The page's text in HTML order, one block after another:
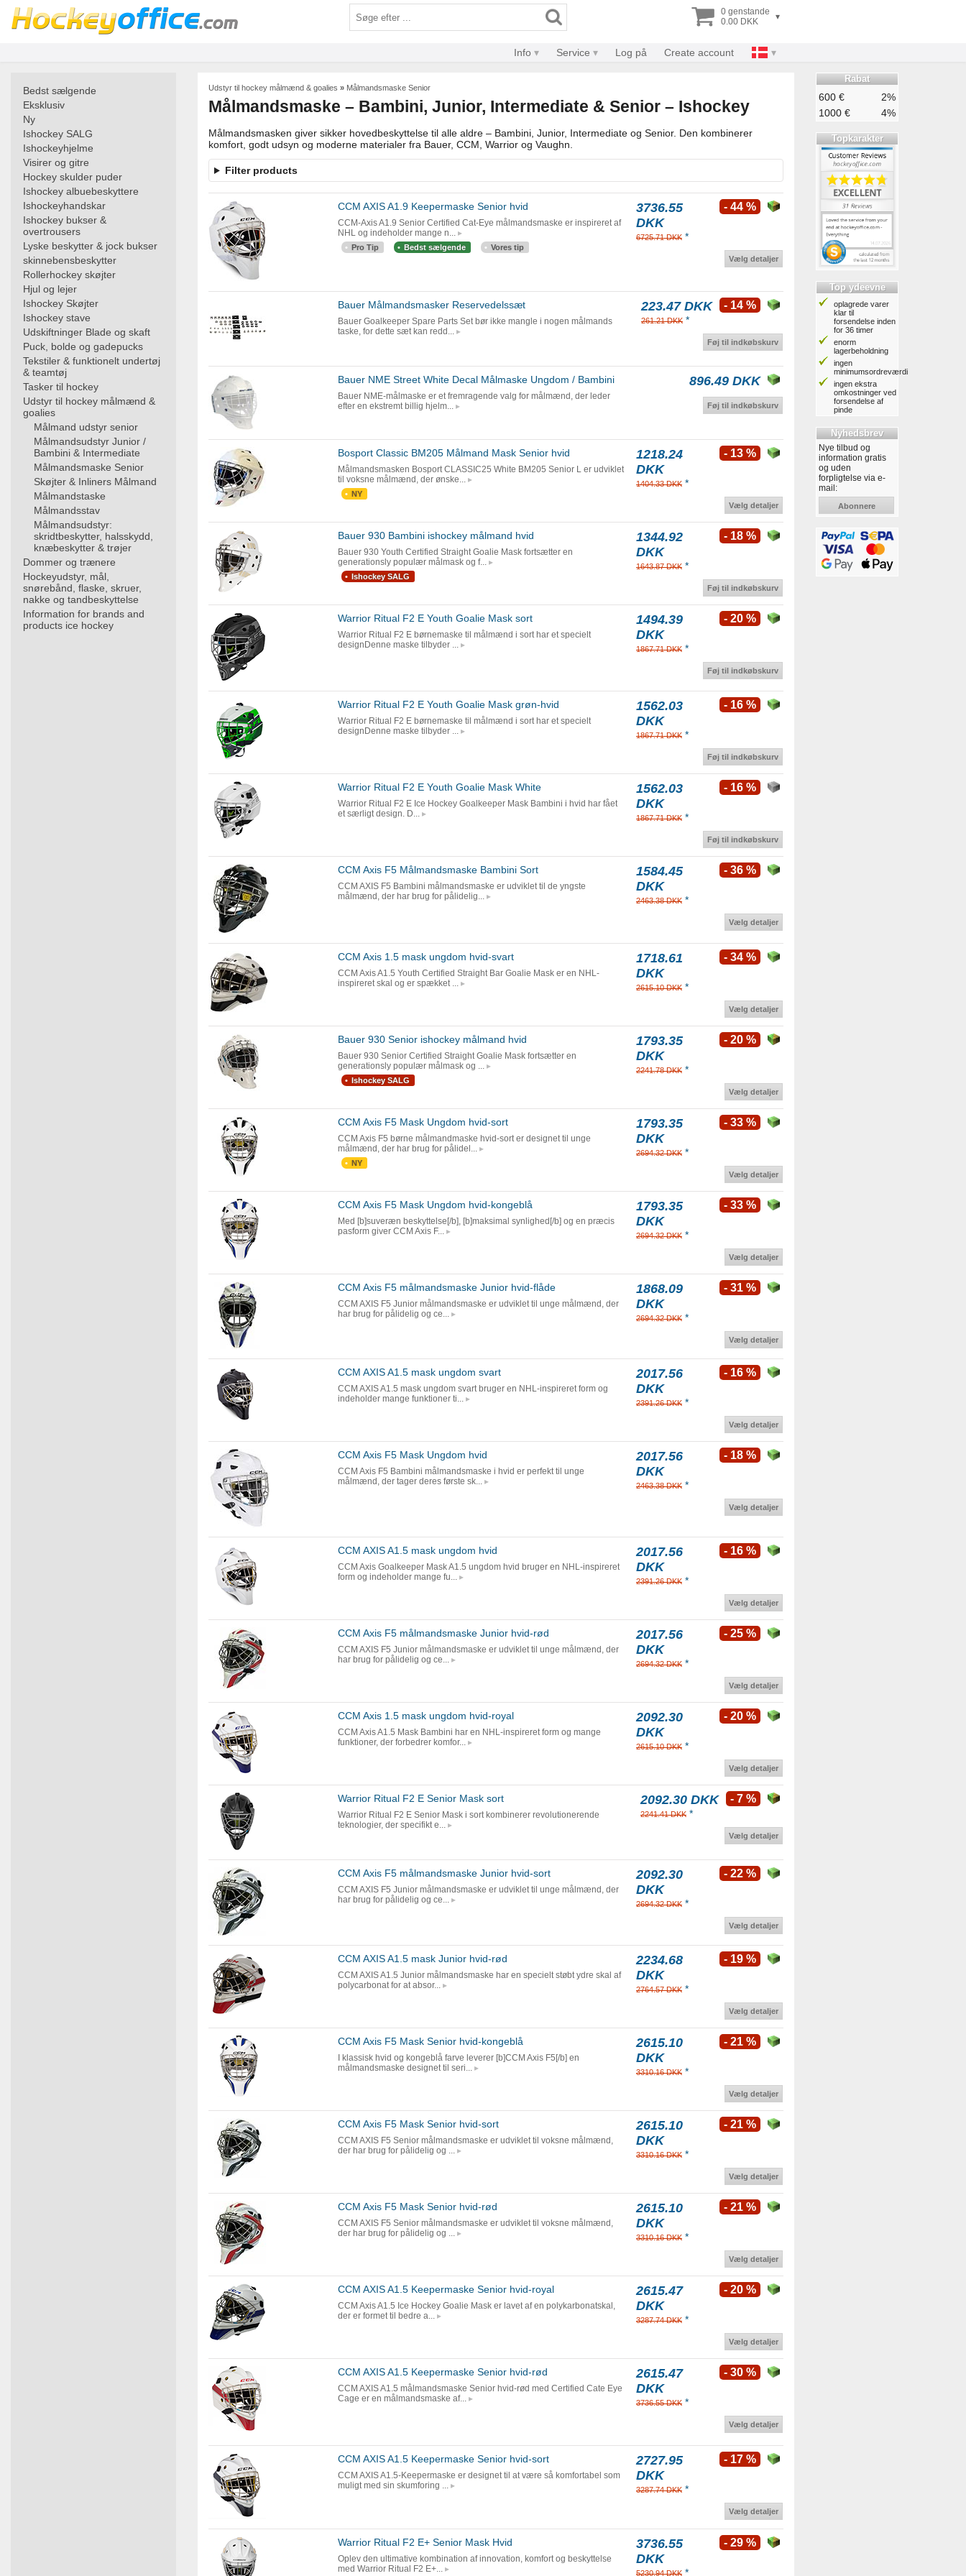
0 genstande
0.00 DKK
▾
Info Service Log på Create account
Bedst sælgende
Eksklusiv
Ny
Ishockey SALG
Ishockeyhjelme
Visirer og gitre
Hockey skulder puder
Ishockey albuebeskyttere
Ishockeyhandskar
Ishockey bukser &
overtrousers
Lyske beskytter & jock bukser
skinnebensbeskytter
Rollerhockey skøjter
Hjul og lejer
Ishockey Skøjter
Ishockey stave
Udskiftninger Blade og skaft
Puck, bolde og gadepucks
Tekstiler & funktionelt undertøj
& teamtøj
Tasker til hockey
Udstyr til hockey målmænd &
goalies
Målmand udstyr senior
Målmandsudstyr Junior /
Bambini & Intermediate
Målmandsmaske Senior
Skøjter & Inliners Målmand
Målmandstaske
Målmandsstav
Målmandsudstyr:
skridtbeskytter, halsskydd,
knæbeskytter & trøjer
Dommer og trænere
Hockeyudstyr, mål,
snørebånd, flaske, skruer,
nakke og tandbeskyttelse
Information for brands and
products ice hockey
Udstyr til hockey målmænd & goalies » Målmandsmaske Senior
Målmandsmaske – Bambini, Junior, Intermediate & Senior – Ishockey
Målmandsmasken giver sikker hovedbeskyttelse til alle aldre – Bambini, Junior, Intermediate og Senior. Den kombinerer
komfort, godt udsyn og moderne materialer fra Bauer, CCM, Warrior og Vaughn.
Filter products
CCM AXIS A1.9 Keepermaske Senior hvid
CCM-Axis A1.9 Senior Certified Cat-Eye målmandsmaske er inspireret af
NHL og indeholder mange n...
Pro Tip Bedst sælgende Vores tip
3736.55
DKK
6725.71 DKK *
- 44 %
Vælg detaljer
Bauer Målmandsmasker Reservedelssæt
Bauer Goalkeeper Spare Parts Set bør ikke mangle i nogen målmands
taske, for dette sæt kan redd...
223.47 DKK
261.21 DKK *
- 14 %
Føj til indkøbskurv
Bauer NME Street White Decal Målmaske Ungdom / Bambini
Bauer NME-målmaske er et fremragende valg for målmænd, der leder
efter en ekstremt billig hjelm...
896.49 DKK
Føj til indkøbskurv
Bosport Classic BM205 Målmand Mask Senior hvid
Målmandsmasken Bosport CLASSIC25 White BM205 Senior L er udviklet
til voksne målmænd, der ønske...
NY
1218.24
DKK
1404.33 DKK *
- 13 %
Vælg detaljer
Bauer 930 Bambini ishockey målmand hvid
Bauer 930 Youth Certified Straight Goalie Mask fortsætter en
generationsly populær målmask og f...
Ishockey SALG
1344.92
DKK
1643.87 DKK *
- 18 %
Føj til indkøbskurv
Warrior Ritual F2 E Youth Goalie Mask sort
Warrior Ritual F2 E børnemaske til målmænd i sort har et specielt
designDenne maske tilbyder ...
1494.39
DKK
1867.71 DKK *
- 20 %
Føj til indkøbskurv
Warrior Ritual F2 E Youth Goalie Mask grøn-hvid
Warrior Ritual F2 E børnemaske til målmænd i sort har et specielt
designDenne maske tilbyder ...
1562.03
DKK
1867.71 DKK *
- 16 %
Føj til indkøbskurv
Warrior Ritual F2 E Youth Goalie Mask White
Warrior Ritual F2 E Ice Hockey Goalkeeper Mask Bambini i hvid har fået
et særligt design. D...
1562.03
DKK
1867.71 DKK *
- 16 %
Føj til indkøbskurv
CCM Axis F5 Målmandsmaske Bambini Sort
CCM AXIS F5 Bambini målmandsmaske er udviklet til de yngste
målmænd, der har brug for pålidelig...
1584.45
DKK
2463.38 DKK *
- 36 %
Vælg detaljer
CCM Axis 1.5 mask ungdom hvid-svart
CCM Axis A1.5 Youth Certified Straight Bar Goalie Mask er en NHL-
inspireret skal og er spækket ...
1718.61
DKK
2615.10 DKK *
- 34 %
Vælg detaljer
Bauer 930 Senior ishockey målmand hvid
Bauer 930 Senior Certified Straight Goalie Mask fortsætter en
generationsly populær målmask og ...
Ishockey SALG
1793.35
DKK
2241.78 DKK *
- 20 %
Vælg detaljer
CCM Axis F5 Mask Ungdom hvid-sort
CCM Axis F5 børne målmandmaske hvid-sort er designet til unge
målmænd, der har brug for pålidel...
NY
1793.35
DKK
2694.32 DKK *
- 33 %
Vælg detaljer
CCM Axis F5 Mask Ungdom hvid-kongeblå
Med [b]suveræn beskyttelse[/b], [b]maksimal synlighed[/b] og en præcis
pasform giver CCM Axis F...
1793.35
DKK
2694.32 DKK *
- 33 %
Vælg detaljer
CCM Axis F5 målmandsmaske Junior hvid-flåde
CCM AXIS F5 Junior målmandsmaske er udviklet til unge målmænd, der
har brug for pålidelig og ce...
1868.09
DKK
2694.32 DKK *
- 31 %
Vælg detaljer
CCM AXIS A1.5 mask ungdom svart
CCM AXIS A1.5 mask ungdom svart bruger en NHL-inspireret form og
indeholder mange funktioner ti...
2017.56
DKK
2391.26 DKK *
- 16 %
Vælg detaljer
CCM Axis F5 Mask Ungdom hvid
CCM Axis F5 Bambini målmandsmaske i hvid er perfekt til unge
målmænd, der tager deres første sk...
2017.56
DKK
2463.38 DKK *
- 18 %
Vælg detaljer
CCM AXIS A1.5 mask ungdom hvid
CCM Axis Goalkeeper Mask A1.5 ungdom hvid bruger en NHL-inspireret
form og indeholder mange fu...
2017.56
DKK
2391.26 DKK *
- 16 %
Vælg detaljer
CCM Axis F5 målmandsmaske Junior hvid-rød
CCM AXIS F5 Junior målmandsmaske er udviklet til unge målmænd, der
har brug for pålidelig og ce...
2017.56
DKK
2694.32 DKK *
- 25 %
Vælg detaljer
CCM Axis 1.5 mask ungdom hvid-royal
CCM Axis A1.5 Mask Bambini har en NHL-inspireret form og mange
funktioner, der forbedrer komfor...
2092.30
DKK
2615.10 DKK *
- 20 %
Vælg detaljer
Warrior Ritual F2 E Senior Mask sort
Warrior Ritual F2 E Senior Mask i sort kombinerer revolutionerende
teknologier, der specifikt e...
2092.30 DKK
2241.41 DKK *
- 7 %
Vælg detaljer
CCM Axis F5 målmandsmaske Junior hvid-sort
CCM AXIS F5 Junior målmandsmaske er udviklet til unge målmænd, der
har brug for pålidelig og ce...
2092.30
DKK
2694.32 DKK *
- 22 %
Vælg detaljer
CCM AXIS A1.5 mask Junior hvid-rød
CCM AXIS A1.5 Junior målmandsmaske har en specielt støbt ydre skal af
polycarbonat for at absor...
2234.68
DKK
2764.57 DKK *
- 19 %
Vælg detaljer
CCM Axis F5 Mask Senior hvid-kongeblå
I klassisk hvid og kongeblå farve leverer [b]CCM Axis F5[/b] en
målmandsmaske designet til seri...
2615.10
DKK
3310.16 DKK *
- 21 %
Vælg detaljer
CCM Axis F5 Mask Senior hvid-sort
CCM AXIS F5 Senior målmandsmaske er udviklet til voksne målmænd,
der har brug for pålidelig og ...
2615.10
DKK
3310.16 DKK *
- 21 %
Vælg detaljer
CCM Axis F5 Mask Senior hvid-rød
CCM AXIS F5 Senior målmandsmaske er udviklet til voksne målmænd,
der har brug for pålidelig og ...
2615.10
DKK
3310.16 DKK *
- 21 %
Vælg detaljer
CCM AXIS A1.5 Keepermaske Senior hvid-royal
CCM Axis A1.5 Ice Hockey Goalie Mask er lavet af en polykarbonatskal,
der er formet til bedre a...
2615.47
DKK
3287.74 DKK *
- 20 %
Vælg detaljer
CCM AXIS A1.5 Keepermaske Senior hvid-rød
CCM AXIS A1.5 målmandsmaske Senior hvid-rød med Certified Cate Eye
Cage er en målmandsmaske af...
2615.47
DKK
3736.55 DKK *
- 30 %
Vælg detaljer
CCM AXIS A1.5 Keepermaske Senior hvid-sort
CCM AXIS A1.5-Keepermaske er designet til at være så komfortabel som
muligt med sin skumforing ...
2727.95
DKK
3287.74 DKK *
- 17 %
Vælg detaljer
Warrior Ritual F2 E+ Senior Mask Hvid
Oplev den ultimative kombination af innovation, komfort og beskyttelse
med Warrior Ritual F2 E+...
3736.55
DKK
5230.94 DKK *
- 29 %
Rabat
600 €
2%
1000 €
4%
Topkarakter
Top ydeevne
oplagrede varer
klar til
forsendelse inden
for 36 timer
enorm
lagerbeholdning
ingen
minimumsordreværdi
ingen ekstra
omkostninger ved
forsendelse af
pinde
Nyhedsbrev
Nye tilbud og
information gratis
og uden
forpligtelse via e-
mail:
Abonnere